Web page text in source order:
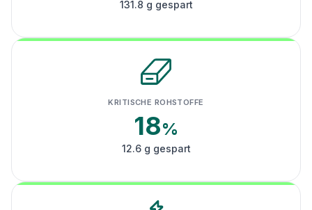
131.8 g gespart
KRITISCHE ROHSTOFFE
18%
12.6 g gespart